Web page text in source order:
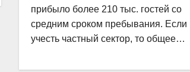
прибыло более 210 тыс. гостей со
средним сроком пребывания. Если
учесть частный сектор, то общее…